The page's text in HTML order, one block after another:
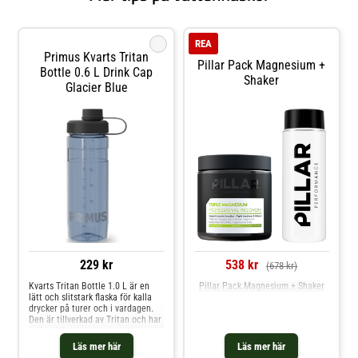
Primus Kvarts Tritan
Bottle 0.6 L Drink Cap
Glacier Blue
229 kr
Läs mer här
Kvarts Tritan Bottle 1.0 L är en
lätt och slitstark flaska för kalla
drycker på turer och i vardagen.
Den är tillverkad av Tritan och har
en bred öppning med
standardkork som gör det enkelt
att dricka direkt ur flaskan,
Pillar Pack Magnesium +
Shaker
REA
538 kr (678 kr)
Läs mer här
Pillar Pack Magnesium + Shaker